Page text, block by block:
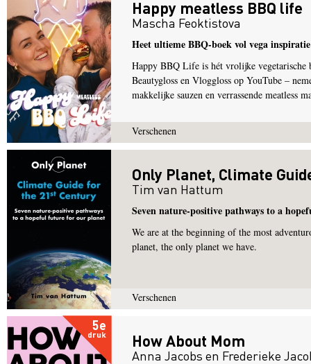
Happy meatless BBQ life
Mascha Feoktistova
Heet ultieme BBQ-boek vol vega inspiratie
Happy BBQ Life is hét vrolijke vegetarische
Beautygloss en Vloggloss op YouTube –
makkelijke sauzen en verrassende meatless
Verschenen
Only Planet, Climate
Tim van Hattum
Seven nature-positive pathways to a
We are at the beginning of the most
planet, the only planet we have.
Verschenen
5e
druk How About Mom
Anna Jacobs en Frederieke